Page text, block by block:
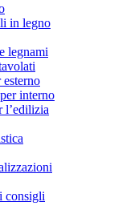
in legno
legnami
esterno
interno
l’edilizia
consigli